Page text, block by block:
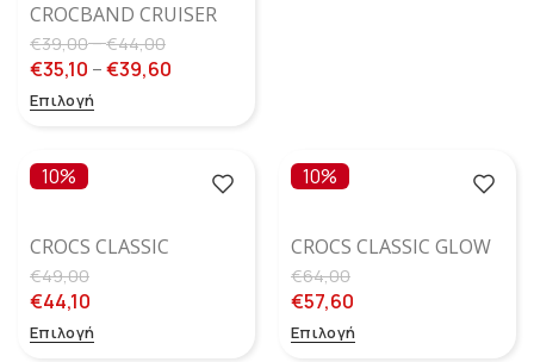
CROCBAND CRUISER
NEONBAND SANDAL
BUBBLE ICE/PINK
BLAST
€39,00–€44,00
€35,10 –€39,60
Επιλογή
10%
CROCS CLASSIC
MARBLED
€49,00
€44,10
Επιλογή
10%
CROCS CLASSIC GLOW
PAINT SPLATTER
€64,00
€57,60
Επιλογή